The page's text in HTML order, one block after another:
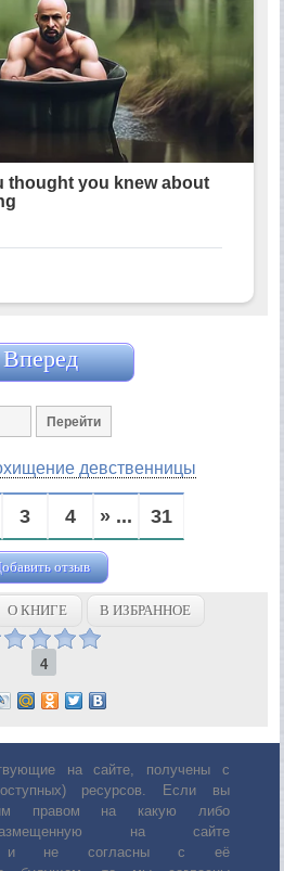
Вперед
девственницы
3 4 » ... 31
отзыв
О КНИГЕ В ИЗБРАННОЕ
4
на сайте, получены с
ресурсов. Если вы
правом на какую либо
на сайте
согласны с её